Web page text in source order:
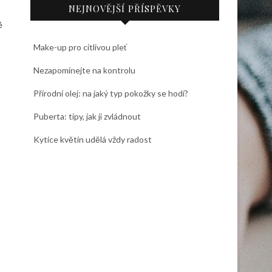
NEJNOVĚJŠÍ PŘÍSPĚVKY
Make-up pro citlivou pleť
Nezapomínejte na kontrolu
Přírodní olej: na jaký typ pokožky se hodí?
Puberta: tipy, jak ji zvládnout
Kytice květin udělá vždy radost